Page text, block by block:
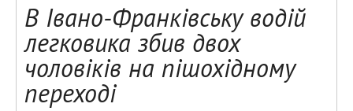
В Івано-Франківську водій
легковика збив двох
чоловіків на пішохідному
переході